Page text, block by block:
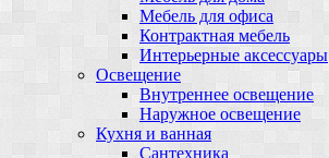
Мебель для офиса
Контрактная мебель
Интерьерные аксессуары
Освещение
Внутреннее освещение
Наружное освещение
Кухня и ванная
Сантехника